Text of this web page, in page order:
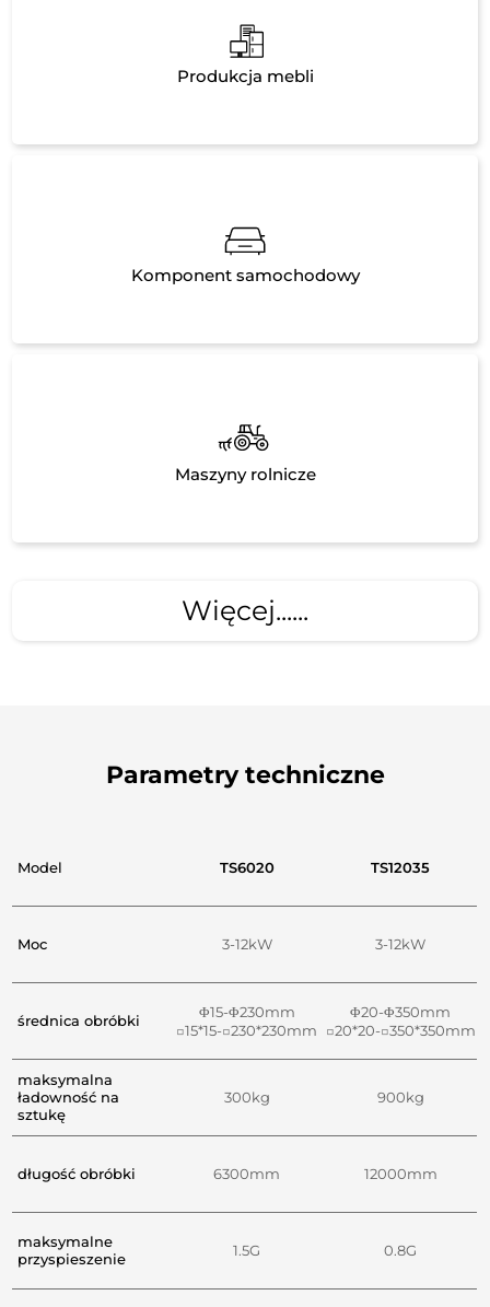
Produkcja mebli
Komponent samochodowy
Maszyny rolnicze
Więcej......
Parametry techniczne
Model TS6020 TS12035
Moc 3-12kW 3-12kW
średnica obróbki
Φ15-Φ230mm
□15*15-□230*230mm
Φ20-Φ350mm
□20*20-□350*350mm
maksymalna
ładowność na
sztukę
300kg 900kg
długość obróbki 6300mm 12000mm
maksymalne
przyspieszenie
1.5G 0.8G